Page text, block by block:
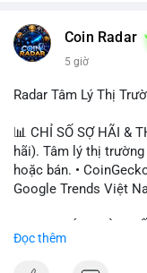
Coin Radar
5 giờ
Radar Tâm Lý Thị
📊 CHỈ SỐ SỢ HÃI &
hãi). Tâm lý thị
hoặc bán. •
Google Trends Việt
ONDO, CASHCAT. •
Đọc thêm